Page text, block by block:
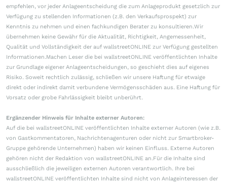
empfehlen, vor jeder Anlageentscheidung die zum Anlageprodukt gesetzlich zur
Verfügung zu stellenden Informationen (z.B. den Verkaufsprospekt) zur
Kenntnis zu nehmen und einen fachkundigen Berater zu konsultieren.Wir
übernehmen keine Gewähr für die Aktualität, Richtigkeit, Angemessenheit,
Qualität und Vollständigkeit der auf wallstreetONLINE zur Verfügung gestellten
Informationen.Machen Leser die bei wallstreetONLINE veröffentlichten Inhalte
zur Grundlage eigener Anlageentscheidungen, so geschieht dies auf eigenes
Risiko. Soweit rechtlich zulässig, schließen wir unsere Haftung für etwaige
direkt oder indirekt damit verbundene Vermögensschäden aus. Eine Haftung für
Vorsatz oder grobe Fahrlässigkeit bleibt unberührt.
Ergänzender Hinweis für Inhalte externer Autoren:
Auf die bei wallstreetONLINE veröffentlichten Inhalte externer Autoren (wie z.B.
von Gastkommentatoren, Nachrichtenagenturen oder nicht zur Smartbroker-
Gruppe gehörende Unternehmen) haben wir keinen Einfluss. Externe Autoren
gehören nicht der Redaktion von wallstreetONLINE an.Für die Inhalte sind
ausschließlich die jeweiligen externen Autoren verantwortlich. Ihre bei
wallstreetONLINE veröffentlichten Inhalte sind nicht von Anlageinteressen der